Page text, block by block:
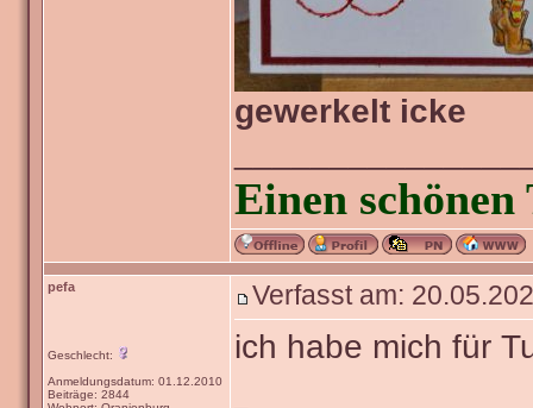
gewerkelt icke
Einen
pefa
Geschlecht:
Anmeldungsdatum: 01.12.2010
Beiträge: 2844
Verfasst am:
ich habe mich für